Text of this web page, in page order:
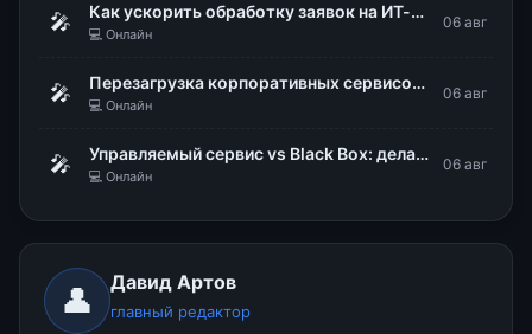
🎤 Как ускорить обработку заявок на ИТ-сервисы в 48 раз
💻 Онлайн
06 авг
🎤 Перезагрузка корпоративных сервисов в «ИНГОРТЕХЕ»
💻 Онлайн
06 авг
🎤 Управляемый сервис vs Black Box: делаем поведение ИИ-агентов предсказуемым
💻 Онлайн
06 авг
👤 Давид Артов
главный редактор